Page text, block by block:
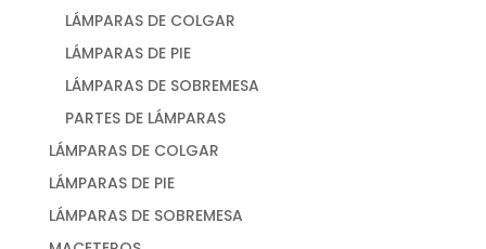
LÁMPARAS DE COLGAR
LÁMPARAS DE PIE
LÁMPARAS DE SOBREMESA
PARTES DE LÁMPARAS
LÁMPARAS DE COLGAR
LÁMPARAS DE PIE
LÁMPARAS DE SOBREMESA